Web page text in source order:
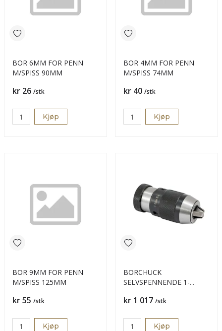
BOR 6MM FOR PENN
M/SPISS 90MM
Pris
kr 26 /stk
Kjøp
BOR 4MM FOR PENN
M/SPISS 74MM
Pris
kr 40 /stk
Kjøp
BOR 9MM FOR PENN
M/SPISS 125MM
Pris
kr 55 /stk
Kjøp
BORCHUCK
SELVSPENNENDE 1-
Pris
kr 1 017 /stk
Kjøp